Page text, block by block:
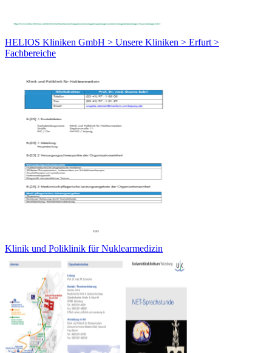
HELIOS Kliniken GmbH > Unsere Kliniken > Erfurt >
Fachbereiche
Klinik und Poliklinik für Nuklearmedizin